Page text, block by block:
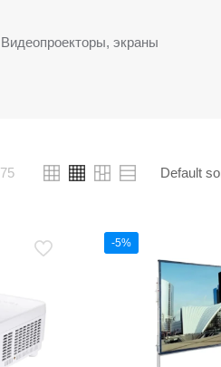
Видеопроекторы, экраны
75
-5%